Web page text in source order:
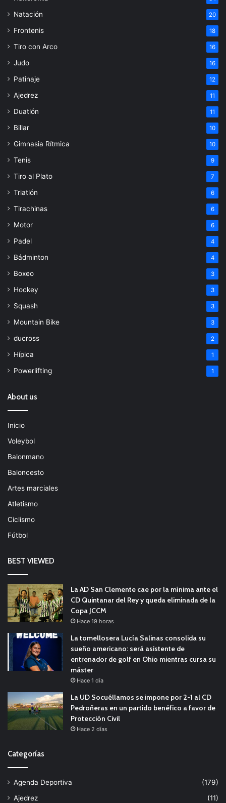
Natación 20
Frontenis 18
Tiro con Arco 16
Judo 16
Patinaje 12
Ajedrez 11
Duatlón 11
Billar 10
Gimnasia Rítmica 10
Tenis 9
Tiro al Plato 7
Triatlón 6
Tirachinas 6
Motor 6
Padel 4
Bádminton 4
Boxeo 3
Hockey 3
Squash 3
Mountain Bike 3
ducross 2
Hípica 1
Powerlifting 1
About us
Inicio
Voleybol
Balonmano
Baloncesto
Artes marciales
Atletismo
Ciclismo
Fútbol
BEST VIEWED
La AD San Clemente cae por la mínima ante el
CD Quintanar del Rey y queda eliminada de la
Copa JCCM
Hace 19 horas
La tomellosera Lucía Salinas consolida su
sueño americano: será asistente de
entrenador de golf en Ohio mientras cursa su
máster
Hace 1 día
La UD Socuéllamos se impone por 2-1 al CD
Pedroñeras en un partido benéfico a favor de
Protección Civil
Hace 2 días
Categorías
Agenda Deportiva
(179)
Ajedrez
(11)